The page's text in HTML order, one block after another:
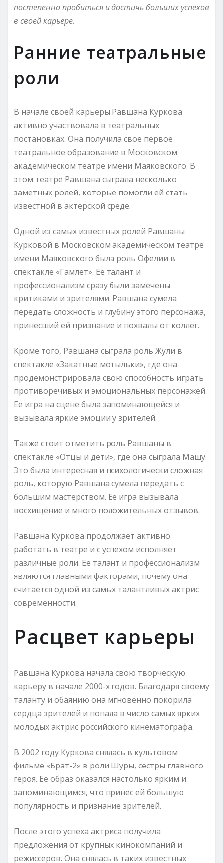
постепенно пробиться и достичь больших успехов
в своей карьере.
Ранние театральные
роли
В начале своей карьеры Равшана Куркова
активно участвовала в театральных
постановках. Она получила свое первое
театральное образование в Московском
академическом театре имени Маяковского. В
этом театре Равшана сыграла несколько
заметных ролей, которые помогли ей стать
известной в актерской среде.
Одной из самых известных ролей Равшаны
Курковой в Московском академическом театре
имени Маяковского была роль Офелии в
спектакле «Гамлет». Ее талант и
профессионализм сразу были замечены
критиками и зрителями. Равшана сумела
передать сложность и глубину этого персонажа,
принесший ей признание и похвалы от коллег.
Кроме того, Равшана сыграла роль Жули в
спектакле «Закатные мотыльки», где она
продемонстрировала свою способность играть
противоречивых и эмоциональных персонажей.
Ее игра на сцене была запоминающейся и
вызывала яркие эмоции у зрителей.
Также стоит отметить роль Равшаны в
спектакле «Отцы и дети», где она сыграла Машу.
Это была интересная и психологически сложная
роль, которую Равшана сумела передать с
большим мастерством. Ее игра вызывала
восхищение и много положительных отзывов.
Равшана Куркова продолжает активно
работать в театре и с успехом исполняет
различные роли. Ее талант и профессионализм
являются главными факторами, почему она
считается одной из самых талантливых актрис
современности.
Расцвет карьеры
Равшана Куркова начала свою творческую
карьеру в начале 2000-х годов. Благодаря своему
таланту и обаянию она мгновенно покорила
сердца зрителей и попала в число самых ярких
молодых актрис российского кинематографа.
В 2002 году Куркова снялась в культовом
фильме «Брат-2» в роли Шуры, сестры главного
героя. Ее образ оказался настолько ярким и
запоминающимся, что принес ей большую
популярность и признание зрителей.
После этого успеха актриса получила
предложения от крупных кинокомпаний и
режиссеров. Она снялась в таких известных